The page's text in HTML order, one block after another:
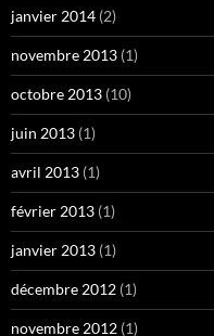
janvier 2014 (2)
novembre 2013 (1)
octobre 2013 (10)
juin 2013 (1)
avril 2013 (1)
février 2013 (1)
janvier 2013 (1)
décembre 2012 (1)
novembre 2012 (1)